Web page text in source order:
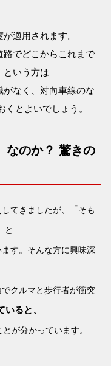
適用されます。
路でどこからこれまで
という方は
なく、対向車線のな
とよいでしょう。
なのか？ 驚きの
てきましたが、「そも
と
す。そんな方に興味深
でクルマと歩行者が衝突
ると、
とが分かっています。